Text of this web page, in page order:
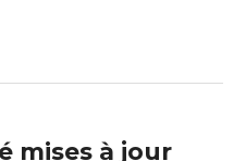
mises à jour